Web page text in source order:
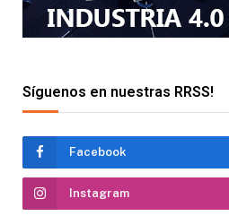
Síguenos en nuestras RRSS!
Facebook
Instagram